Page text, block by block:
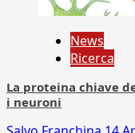
News
Ricerca
La proteina chiave
i neuroni